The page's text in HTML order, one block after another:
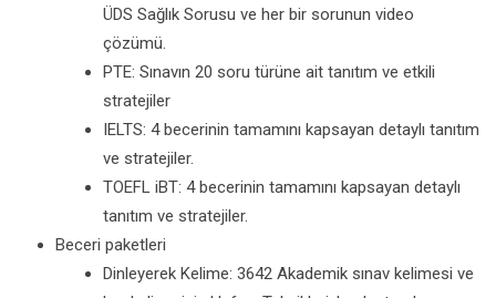
ÜDS Sağlık Sorusu ve her bir sorunun video
çözümü.
PTE: Sınavın 20 soru türüne ait tanıtım ve etkili
stratejiler
IELTS: 4 becerinin tamamını kapsayan detaylı tanıtım
ve stratejiler.
TOEFL iBT: 4 becerinin tamamını kapsayan detaylı
tanıtım ve stratejiler.
Beceri paketleri
Dinleyerek Kelime: 3642 Akademik sınav kelimesi ve